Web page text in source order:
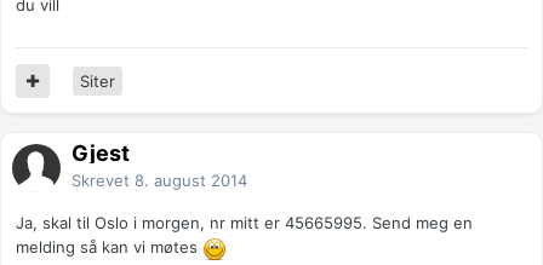
du vill
Siter
Gjest
Skrevet 8. august 2014
Ja, skal til Oslo i morgen, nr mitt er 45665995. Send meg en
melding så kan vi møtes